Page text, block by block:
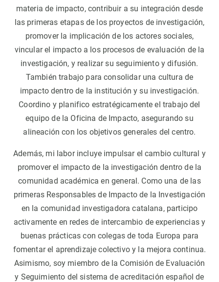
materia de impacto, contribuir a su integración desde
las primeras etapas de los proyectos de investigación,
promover la implicación de los actores sociales,
vincular el impacto a los procesos de evaluación de la
investigación, y realizar su seguimiento y difusión.
También trabajo para consolidar una cultura de
impacto dentro de la institución y su investigación.
Coordino y planifico estratégicamente el trabajo del
equipo de la Oficina de Impacto, asegurando su
alineación con los objetivos generales del centro.
Además, mi labor incluye impulsar el cambio cultural y
promover el impacto de la investigación dentro de la
comunidad académica en general. Como una de las
primeras Responsables de Impacto de la Investigación
en la comunidad investigadora catalana, participo
activamente en redes de intercambio de experiencias y
buenas prácticas con colegas de toda Europa para
fomentar el aprendizaje colectivo y la mejora continua.
Asimismo, soy miembro de la Comisión de Evaluación
y Seguimiento del sistema de acreditación español de